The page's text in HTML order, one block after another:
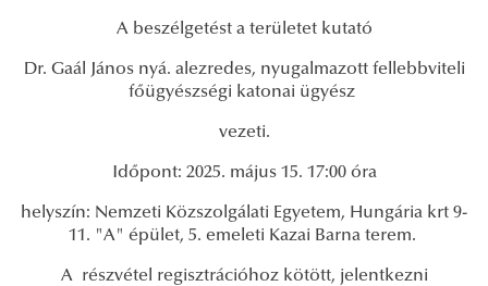
A beszélgetést a területet kutató
Dr. Gaál János nyá. alezredes, nyugalmazott fellebbviteli
főügyészségi katonai ügyész
vezeti.
Időpont: 2025. május 15. 17:00 óra
helyszín: Nemzeti Közszolgálati Egyetem, Hungária krt 9-
11. "A" épület, 5. emeleti Kazai Barna terem.
A részvétel regisztrációhoz kötött, jelentkezni